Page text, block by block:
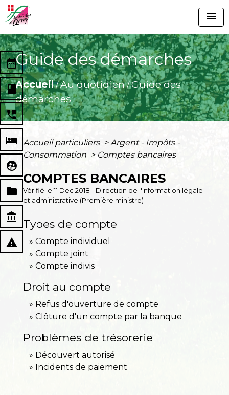
menu
Guide des démarches
Accueil/Au quotidien/Guide des
démarches
date_range
book
perm_phone_msg
local_hotel
supervised_user_circle
folder
account_balance
report_problem
Accueil particuliers > Argent - Impôts -
Consommation > Comptes bancaires
COMPTES BANCAIRES
Vérifié le 11 Dec 2018 - Direction de l'information légale
et administrative (Première ministre)
Types de compte
Compte individuel
Compte joint
Compte indivis
Droit au compte
Refus d'ouverture de compte
Clôture d'un compte par la banque
Problèmes de trésorerie
Découvert autorisé
Incidents de paiement